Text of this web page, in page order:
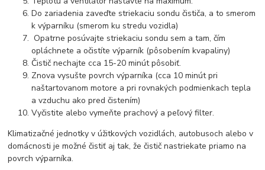
Do zariadenia zaveďte striekaciu sondu čističa, a to smerom
k výparníku (smerom ku stredu vozidla)
Opatrne posúvajte striekaciu sondu sem a tam, čím
opláchnete a očistíte výparník (pôsobením kvapaliny)
Čistič nechajte cca 15-20 minút pôsobiť.
Znova vysušte povrch výparníka (cca 10 minút pri
naštartovanom motore a pri rovnakých podmienkach tepla
a vzduchu ako pred čistením)
Vyčistite alebo vymeňte prachový a peľový filter.
Klimatizačné jednotky v úžitkových vozidlách, autobusoch alebo v
domácnosti je možné čistiť aj tak, že čistič nastriekate priamo na
povrch výparníka.